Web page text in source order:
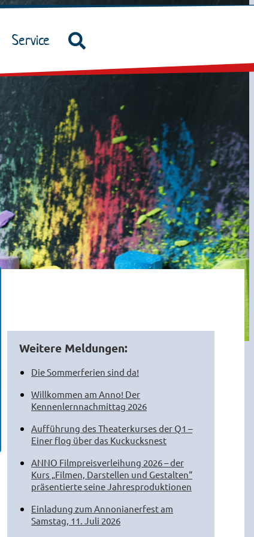
Service
Weitere Meldungen:
Die Sommerferien sind da!
Willkommen am Anno! Der
Kennenlernnachmittag 2026
Aufführung des Theaterkurses der Q1 –
Einer flog über das Kuckucksnest
ANNO Filmpreisverleihung 2026 – der
Kurs „Filmen, Darstellen und Gestalten“
präsentierte seine Jahresproduktionen
Einladung zum Annonianerfest am
Samstag, 11. Juli 2026